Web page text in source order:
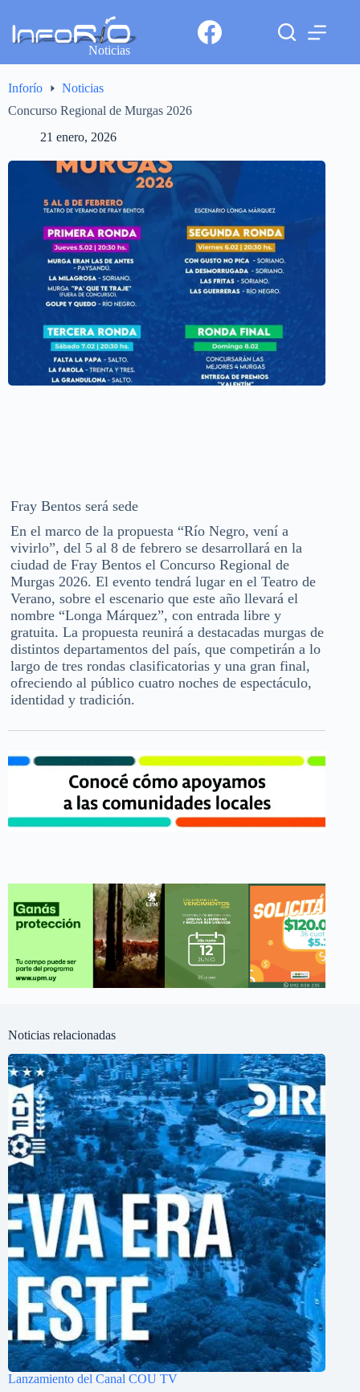
Noticias
Inforío
Noticias
Concurso Regional de Murgas 2026
21 enero, 2026
Fray Bentos será sede
En el marco de la propuesta “Río Negro, vení a
vivirlo”, del 5 al 8 de febrero se desarrollará en la
ciudad de Fray Bentos el Concurso Regional de
Murgas 2026. El evento tendrá lugar en el Teatro de
Verano, sobre el escenario que este año llevará el
nombre “Longa Márquez”, con entrada libre y
gratuita. La propuesta reunirá a destacadas murgas de
distintos departamentos del país, que competirán a lo
largo de tres rondas clasificatorias y una gran final,
ofreciendo al público cuatro noches de espectáculo,
identidad y tradición.
Noticias relacionadas
Lanzamiento del Canal COU TV